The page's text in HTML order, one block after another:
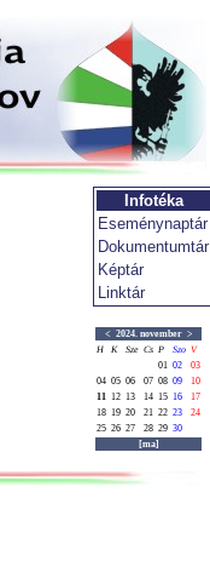
Infotéka
Eseménynaptár
Dokumentumtár
Képtár
Linktár
< 2024. november >
H
K Sze Cs P Szo V
01 02
03
04 05 06 07 08 09
10
11 12 13 14 15 16
17
18 19 20 21 22 23
24
25 26 27 28 29 30
[ma]